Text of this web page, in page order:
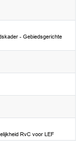
- Gebiedsgerichte
RvC voor LEF